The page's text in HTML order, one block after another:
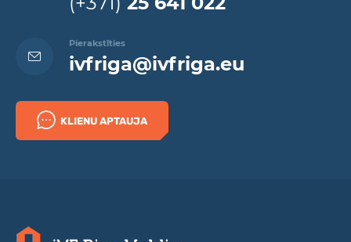
Pierakstīties
ivfriga@ivfriga.eu
KLIENU APTAUJA